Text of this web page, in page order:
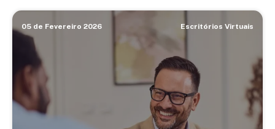
05 de Fevereiro 2026 Escritórios Virtuais